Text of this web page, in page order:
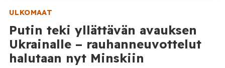
ULKOMAAT
Putin teki yllättävän avauksen
Ukrainalle – rauhanneuvottelut
halutaan nyt Minskiin